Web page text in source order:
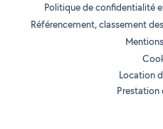
Politique de confidentialité
Référencement, classement
Location
Prestation